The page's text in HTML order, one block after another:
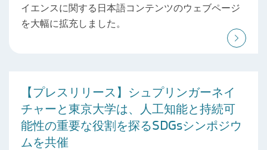
イエンスに関する日本語コンテンツのウェブページ
を大幅に拡充しました。
【プレスリリース】シュプリンガーネイ
チャーと東京大学は、人工知能と持続可
能性の重要な役割を探るSDGsシンポジウ
ムを共催